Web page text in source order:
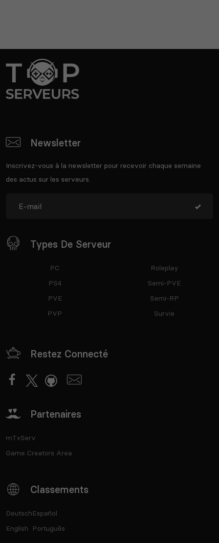
Newsletter
Inscrivez-vous à la newsletter pour recevoir chaque semaine
des actus sur les serveurs.
Types De Serveur
PC
PS4
PVE
PVP
Roleplay
Semi-PVE
Semi-RP
Survie
Restez Connecté
Partenaires
mTxServ
Game Creators Area
Classements
Deutsch
English
Español
Português